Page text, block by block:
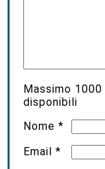
Massimo 1000
disponibili
Nome*
Email*